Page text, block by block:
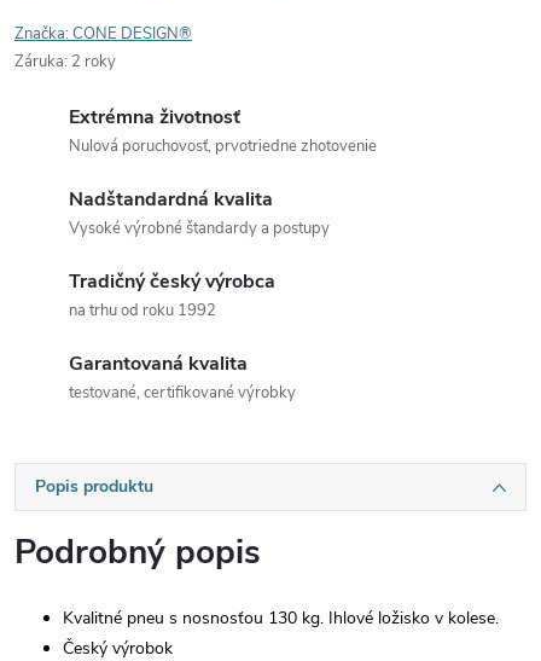
Značka:CONE DESIGN®
Záruka: 2 roky
Extrémna životnosť
Nulová poruchovosť, prvotriedne zhotovenie
Nadštandardná kvalita
Vysoké výrobné štandardy a postupy
Tradičný český výrobca
na trhu od roku 1992
Garantovaná kvalita
testované, certifikované výrobky
Popis produktu
Podrobný popis
Kvalitné pneu s nosnosťou 130 kg. Ihlové ložisko v kolese.
Český výrobok